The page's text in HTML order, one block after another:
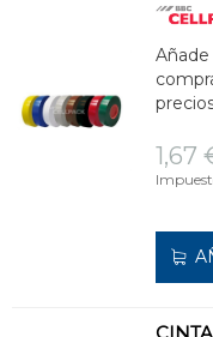
1,67